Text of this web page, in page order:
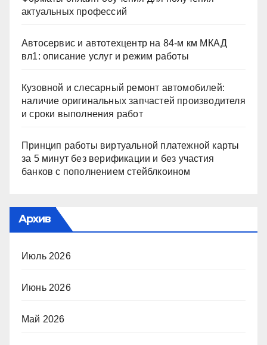
актуальных профессий
Автосервис и автотехцентр на 84-м км МКАД
вл1: описание услуг и режим работы
Кузовной и слесарный ремонт автомобилей:
наличие оригинальных запчастей производителя
и сроки выполнения работ
Принцип работы виртуальной платежной карты
за 5 минут без верификации и без участия
банков с пополнением стейблкоином
Архив
Июль 2026
Июнь 2026
Май 2026